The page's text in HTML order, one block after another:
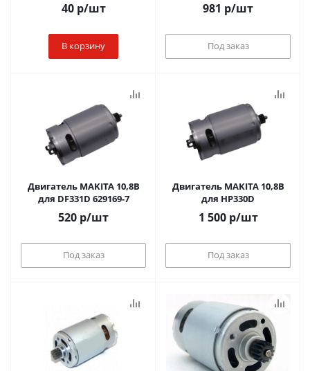
40р/шт
В корзину
981 р/шт
Под заказ
Двигатель MAKITA 10,8B
для DF331D 629169-7
520 р/шт
Под заказ
Двигатель MAKITA 10,8B
для HP330D
1 500р/шт
Под заказ